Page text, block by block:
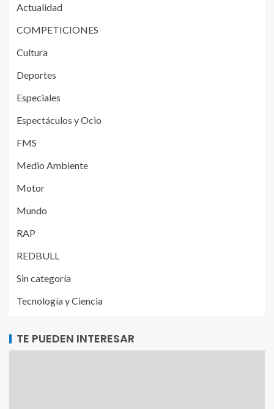
Actualidad
COMPETICIONES
Cultura
Deportes
Especiales
Espectáculos y Ocio
FMS
Medio Ambiente
Motor
Mundo
RAP
REDBULL
Sin categoría
Tecnología y Ciencia
TE PUEDEN INTERESAR